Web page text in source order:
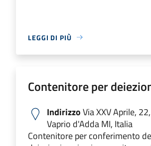
LEGGI DI PIÙ
Contenitore per
IndirizzoVia XXV Aprile,
Vaprio d'Adda MI, Italia
Contenitore per conferimento